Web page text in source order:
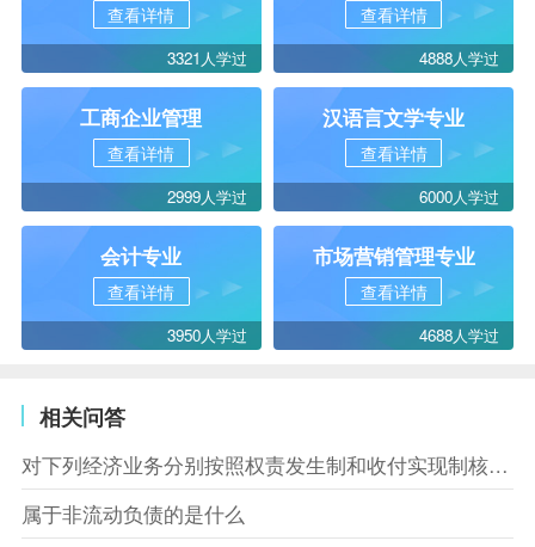
查看详情
3321人学过
查看详情
4888人学过
工商企业管理
查看详情
2999人学过
汉语言文学专业
查看详情
6000人学过
会计专业
查看详情
3950人学过
市场营销管理专业
查看详情
4688人学过
相关问答
对下列经济业务分别按照权责发生制和收付实现制核算，结果相同的是什么
属于非流动负债的是什么